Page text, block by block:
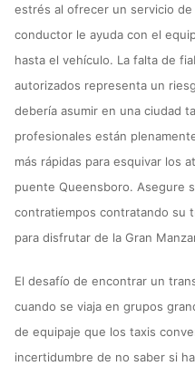
estrés al ofrecer un servicio
conductor le ayuda con el
hasta el vehículo. La falta de
autorizados representa un
debería asumir en una ciudad
profesionales están
más rápidas para esquivar los
puente Queensboro. Asegure
contratiempos contratando su
para disfrutar de la Gran
El desafío de encontrar un
cuando se viaja en grupos
de equipaje que los taxis
incertidumbre de no saber si